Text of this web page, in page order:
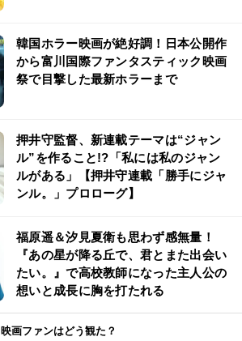
韓国ホラー映画が絶好調！日本公開作
から富川国際ファンタスティック映画
祭で目撃した最新ホラーまで
押井守監督、新連載テーマは“ジャン
ル”を作ること!?「私には私のジャン
ルがある」【押井守連載「勝手にジャ
ンル。」プロローグ】
福原遥＆汐見夏衛も思わず感無量！
『あの星が降る丘で、君とまた出会い
たい。』で高校教師になった主人公の
想いと成長に胸を打たれる
映画ファンはどう観た？